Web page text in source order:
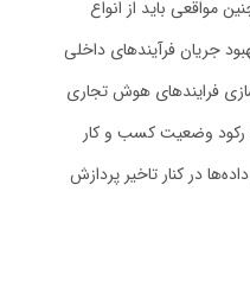
مواقعی باید از انواع
جریان فرآیندهای داخلی
فرایندهای هوش تجاری
رکود وضعیت کسب و کار
در کنار تاخیر پردازش